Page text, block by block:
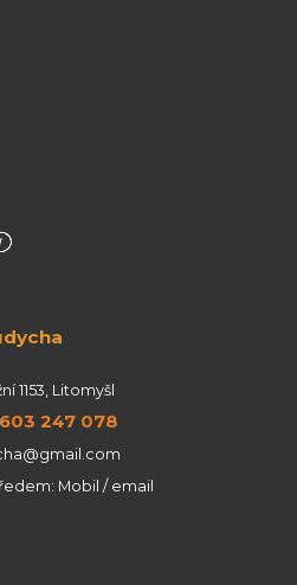
1153, Litomyšl
247 078
Mobil / email